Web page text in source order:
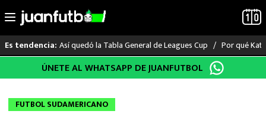
al
Es tendencia: Así quedó la Tabla General de Leagues Cup Por qué
LO ÚLTIMO
LIGA MX
ÚNETE AL WHATSAPP DE JUANFUTBOL
FUTBOL SUDAMERICANO